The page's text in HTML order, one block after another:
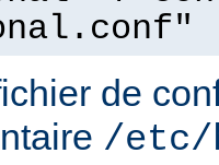
de
/etc/